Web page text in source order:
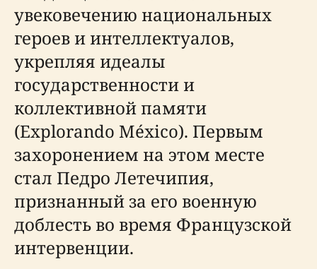
увековечению национальных
героев и интеллектуалов,
укрепляя идеалы
государственности и
коллективной памяти
(Explorando México). Первым
захоронением на этом месте
стал Педро Летечипия,
признанный за его военную
доблесть во время Французской
интервенции.